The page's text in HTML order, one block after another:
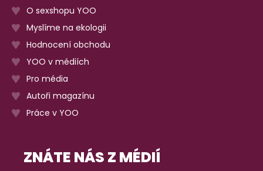
O sexshopu YOO
Myslíme na ekologii
Hodnocení obchodu
YOO v médiích
Pro média
Autoři magazínu
Práce v YOO
ZNÁTE NÁS Z MÉDIÍ